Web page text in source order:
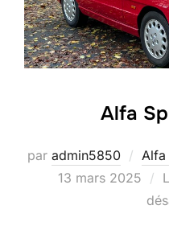
Alfa
par admin5850 Alfa
13 mars 2025